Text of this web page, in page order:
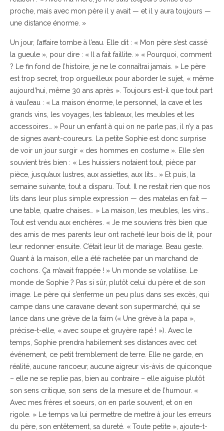
proche, mais avec mon père il y avait — et il y aura toujours —
une distance énorme. »
Un jour, l’affaire tombe à l’eau. Elle dit : « Mon père s’est cassé
la gueule », pour dire : « Il a fait faillite. » « Pourquoi, comment
? Le fin fond de l’histoire, je ne le connaîtrai jamais. » Le père
est trop secret, trop orgueilleux pour aborder le sujet, « même
aujourd’hui, même 30 ans après ». Toujours est-il que tout part
à vaul’eau : « La maison énorme, le personnel, la cave et les
grands vins, les voyages, les tableaux, les meubles et les
accessoires… » Pour un enfant à qui on ne parle pas, il n’y a pas
de signes avant-coureurs. La petite Sophie est donc surprise
de voir un jour surgir « des hommes en costume ». Elle s’en
souvient très bien : « Les huissiers notaient tout, pièce par
pièce, jusqu’aux lustres, aux assiettes, aux lits… » Et puis, la
semaine suivante, tout a disparu. Tout. Il ne restait rien que nos
lits dans leur plus simple expression — des matelas en fait —
une table, quatre chaises… » La maison, les meubles, les vins…
Tout est vendu aux enchères. « Je me souviens très bien que
des amis de mes parents leur ont racheté leur bois de lit, pour
leur redonner ensuite. C’était leur lit de mariage. Beau geste.
Quant à la maison, elle a été rachetée par un marchand de
cochons. Ça m’avait frappée ! » Un monde se volatilise. Le
monde de Sophie ? Pas si sûr, plutôt celui du père et de son
image. Le père qui s’enferme un peu plus dans ses excès, qui
campe dans une caravane devant son supermarché, qui se
lance dans une grève de la faim (« Une grève à la papa »,
précise-t-elle, « avec soupe et gruyère rapé ! »). Avec le
temps, Sophie prendra habilement ses distances avec cet
événement, ce petit tremblement de terre. Elle ne garde, en
réalité, aucune rancoeur, aucune aigreur vis-àvis de quiconque
– elle ne se replie pas, bien au contraire – elle aiguise plutôt
son sens critique, son sens de la mesure et de l’humour. «
Avec mes frères et soeurs, on en parle souvent, et on en
rigole. » Le temps va lui permettre de mettre à jour les erreurs
du père, son entêtement, sa dureté. « Toute petite », ajoute-t-